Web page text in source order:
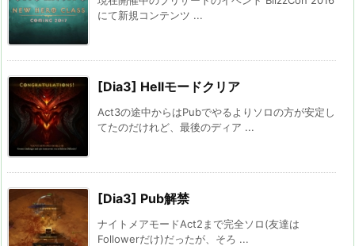
にて新規コンテンツ ...
[Dia3] Hellモードクリア
Act3の途中からはPubでやるよりソロの方が安定し
てたのだけれど、最後のディア ...
[Dia3] Pub解禁
ナイトメアモードAct2まで完全ソロ(友達は
Followerだけ)だったが、そろ ...